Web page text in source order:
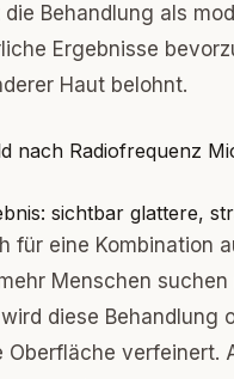
Behandlung als
Ergebnisse
Haut belohnt.
sichtbar glattere,
für eine Kombination
Menschen
diese
verfeinert.